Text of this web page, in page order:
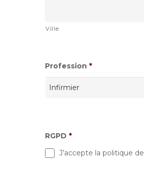
Ville
Profession *
RGPD *
J’accepte la politique